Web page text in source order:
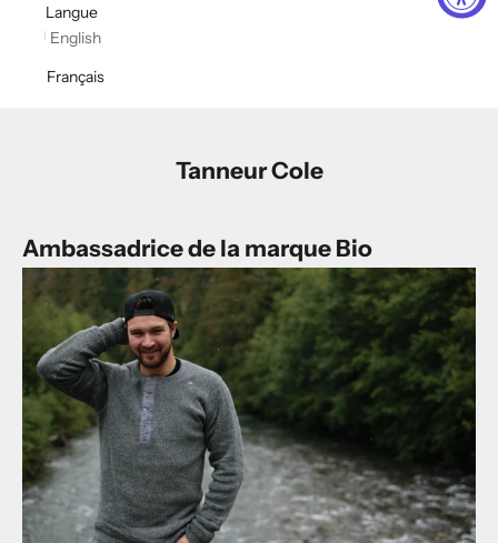
Langue
English
Français
Tanneur Cole
Ambassadrice de la marque Bio